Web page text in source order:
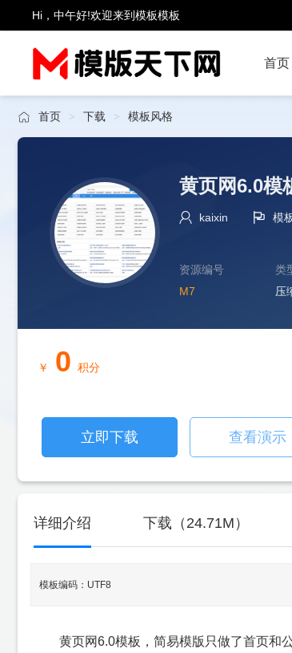
Hi，中午好!欢迎来到模板模板
首页
首页 > 下载 > 模板风格
黄页网6.0模
kaixin 模
资源编号
M7
类
压
￥ 0 积分
立即下载 查看演示
详细介绍 下载（24.71M）
模板编码：UTF8
黄页网6.0模板，简易模版只做了首页和